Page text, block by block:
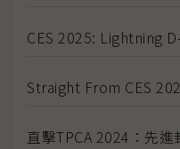
CES 2025: Lightning
Straight From CES
直擊TPCA 2024：先